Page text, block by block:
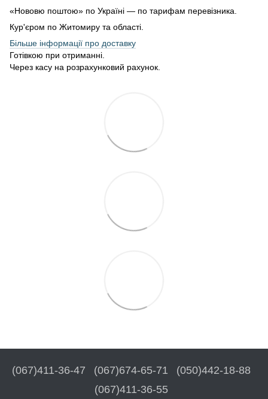
«Нововю поштою» по Україні — по тарифам перевізника.
Кур'єром по Житомиру та області.
Більше інформації про доставку
Готівкою при отриманні.
Через касу на розрахунковий рахунок.
(067)411-36-47 (067)674-65-71
(050)442-18-88
(067)411-36-55